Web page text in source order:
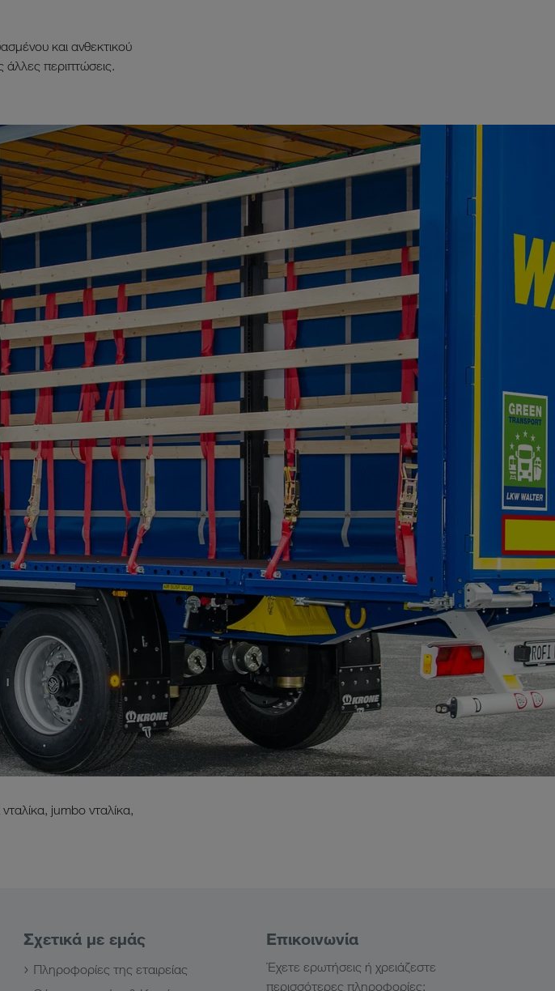
και ανθεκτικού
περιπτώσεις.
jumbo νταλίκα,
Σχετικά με εμάς
Πληροφορίες της εταιρείας
Επικοινωνία
Έχετε ερωτήσεις ή χρειάζεστε
περισσότερες πληροφορίες;